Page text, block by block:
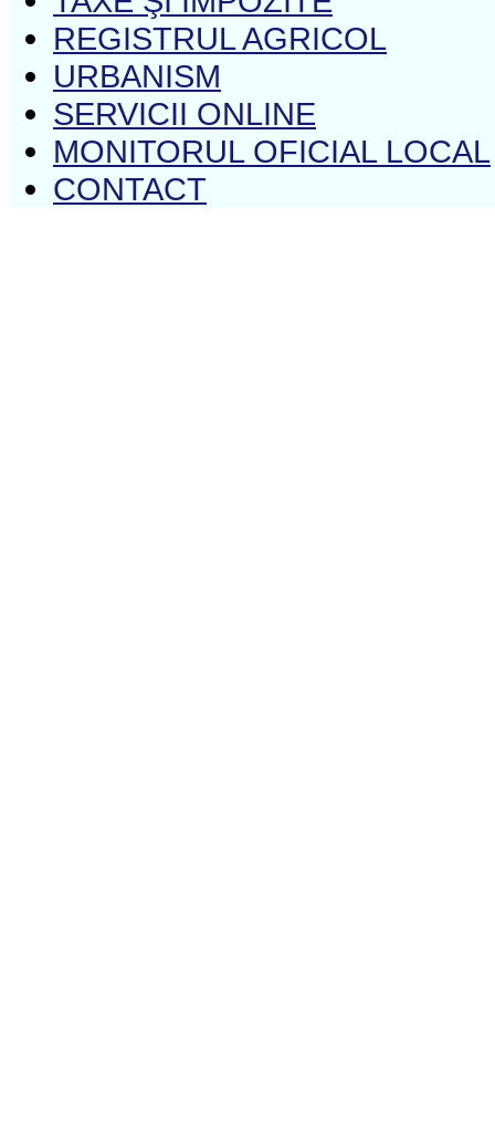
REGISTRUL AGRICOL
URBANISM
SERVICII ONLINE
MONITORUL OFICIAL LOCAL
CONTACT